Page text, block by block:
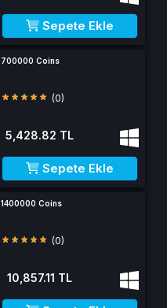
Sepete Ekle
700000 Coins
(0)
5,428.82 TL
Sepete Ekle
1400000 Coins
(0)
10,857.11 TL